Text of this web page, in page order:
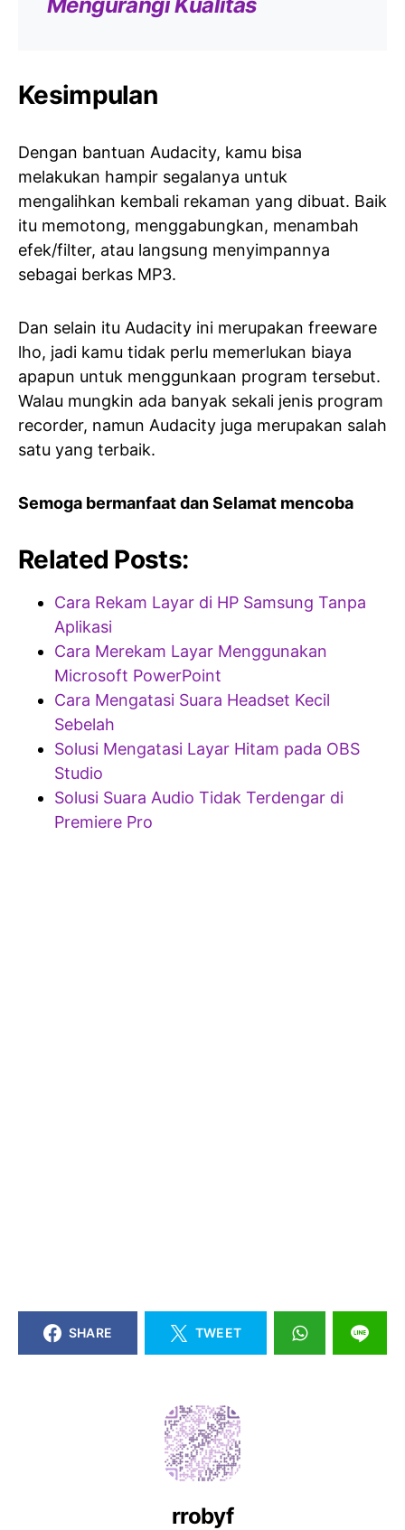
Kesimpulan
Dengan bantuan Audacity, kamu bisa
melakukan hampir segalanya untuk
mengalihkan kembali rekaman yang dibuat. Baik
itu memotong, menggabungkan, menambah
efek/filter, atau langsung menyimpannya
sebagai berkas MP3.
Dan selain itu Audacity ini merupakan freeware
lho, jadi kamu tidak perlu memerlukan biaya
apapun untuk menggunkaan program tersebut.
Walau mungkin ada banyak sekali jenis program
recorder, namun Audacity juga merupakan salah
satu yang terbaik.
Semoga bermanfaat dan Selamat mencoba
Related Posts:
Cara Rekam Layar di HP Samsung Tanpa
Aplikasi
Cara Merekam Layar Menggunakan
Microsoft PowerPoint
Cara Mengatasi Suara Headset Kecil
Sebelah
Solusi Mengatasi Layar Hitam pada OBS
Studio
Solusi Suara Audio Tidak Terdengar di
Premiere Pro
SHARE TWEET
rrobyf